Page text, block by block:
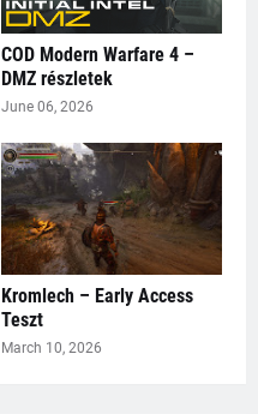
COD Modern Warfare 4 –
DMZ részletek
June 06, 2026
Kromlech – Early Access
Teszt
March 10, 2026